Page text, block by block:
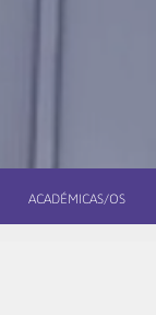
ACADÉMICAS/OS